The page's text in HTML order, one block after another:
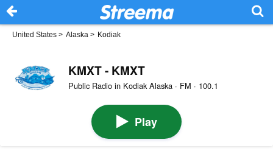
United States > Alaska > Kodiak
KMXT - KMXT
Public Radio in Kodiak Alaska · FM · 100.1
Play